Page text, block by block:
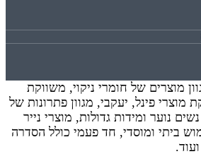
מוצרים של חומרי ניקוי, משווקת
מוצרי פינל, יעקבי, מגוון פתרונות של
נוער ומידות גדולות, מוצרי נייר
ביתי ומוסדי, חד פעמי כולל הסדרה